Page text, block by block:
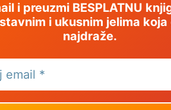
i preuzmi BESPLATNU
i ukusnim jelima
najdraže.